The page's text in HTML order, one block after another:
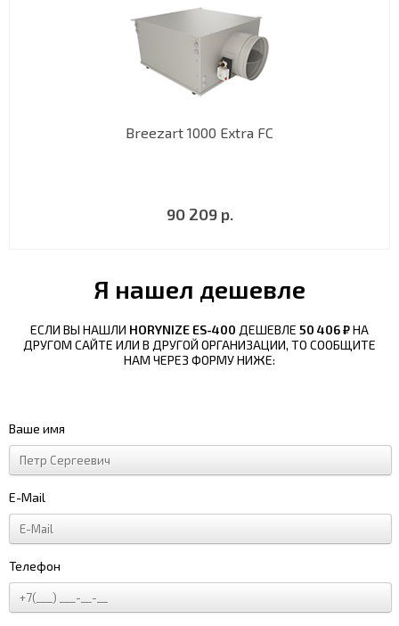
Breezart 1000 Extra FC
90 209 р.
Я нашел дешевле
ЕСЛИ ВЫ НАШЛИ HORYNIZE ES-400 ДЕШЕВЛЕ 50 406 ₽НА
ДРУГОМ САЙТЕ ИЛИ В ДРУГОЙ ОРГАНИЗАЦИИ, ТО СООБЩИТЕ
НАМ ЧЕРЕЗ ФОРМУ НИЖЕ:
Ваше имя
E-Mail
Телефон